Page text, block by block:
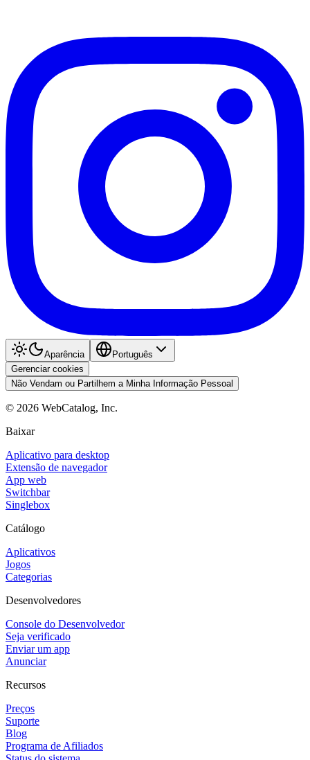
Aparência
Português
Gerenciar cookies
Não Vendam ou Partilhem a Minha Informação Pessoal
© 2026 WebCatalog, Inc.
Baixar
Aplicativo para desktop
Extensão de navegador
App web
Switchbar
Singlebox
Catálogo
Aplicativos
Jogos
Categorias
Desenvolvedores
Console do Desenvolvedor
Seja verificado
Enviar um app
Anunciar
Recursos
Preços
Suporte
Blog
Programa de Afiliados